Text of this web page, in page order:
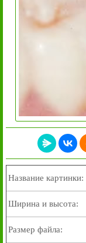
Название картинки:
Ширина и высота:
Размер файла: